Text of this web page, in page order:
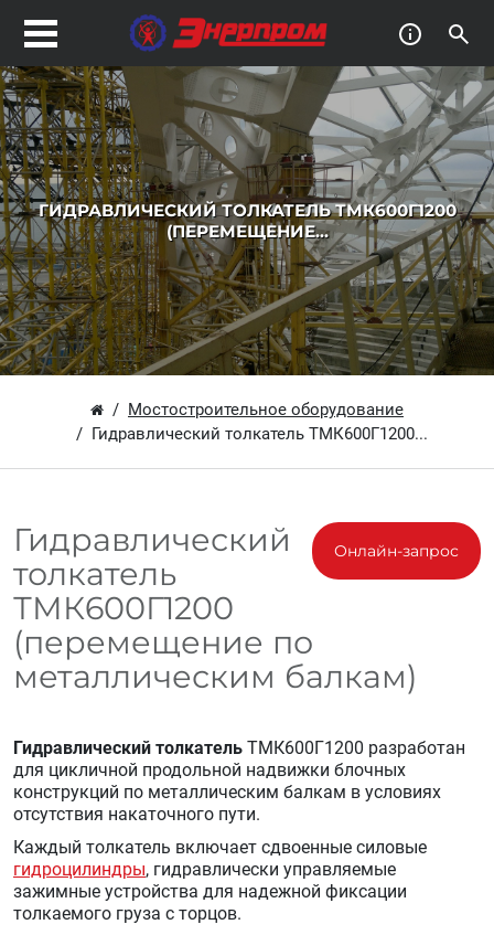
ГИДРАВЛИЧЕСКИЙ ТОЛКАТЕЛЬ ТМК600Г1200
(ПЕРЕМЕЩЕНИЕ...
Мостостроительное оборудование
Гидравлический толкатель ТМК600Г1200...
Онлайн-запрос
Гидравлический
толкатель
ТМК600Г1200
(перемещение по
металлическим балкам)
Гидравлический толкатель ТМК600Г1200 разработан
для цикличной продольной надвижки блочных
конструкций по металлическим балкам в условиях
отсутствия накаточного пути.
Каждый толкатель включает сдвоенные силовые
гидроцилиндры, гидравлически управляемые
зажимные устройства для надежной фиксации
толкаемого груза с торцов.